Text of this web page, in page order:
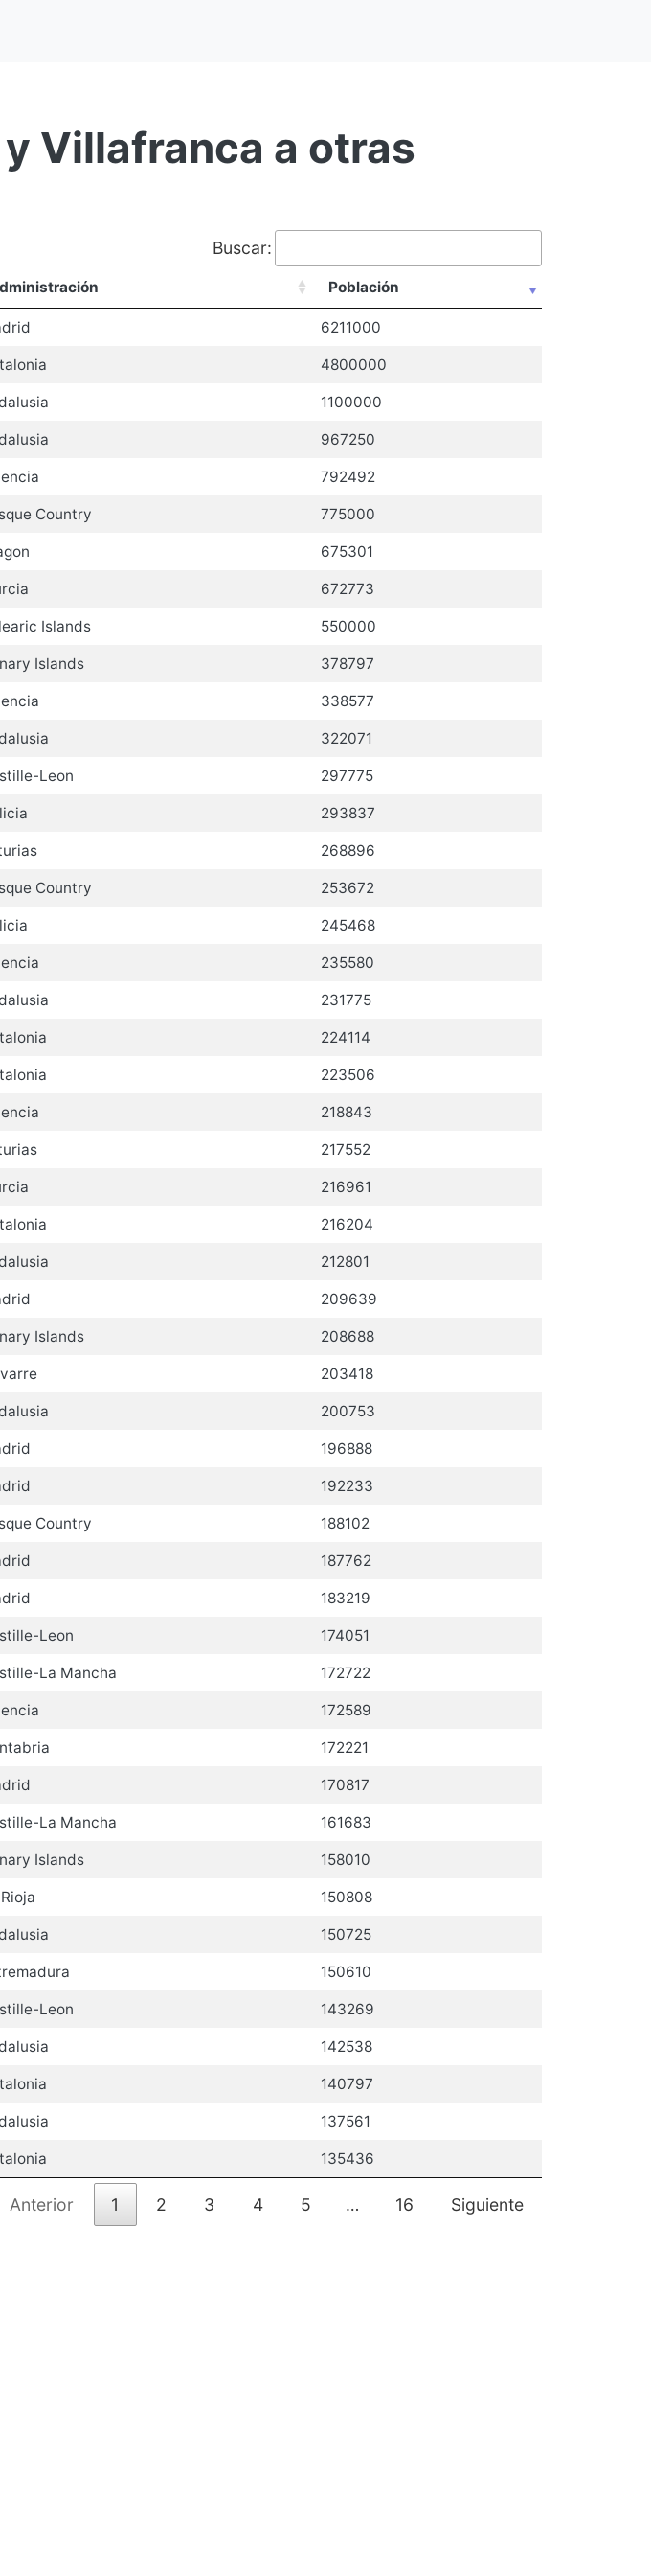
Villafranca a otras
Buscar:
Población
6211000
4800000
1100000
967250
792492
Country 775000
675301
672773
Islands 550000
Islands 378797
338577
322071
Leon 297775
293837
268896
Country 253672
245468
235580
231775
224114
223506
218843
217552
216961
216204
212801
209639
Islands 208688
203418
200753
196888
192233
Country 188102
187762
183219
Leon 174051
La Mancha 172722
172589
172221
170817
La Mancha 161683
Islands 158010
150808
150725
150610
Leon 143269
142538
140797
137561
135436
Anterior 1 2 3 4 5 … 16 Siguiente